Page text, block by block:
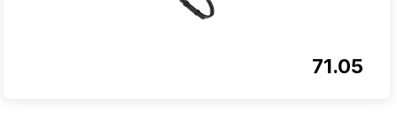
71.05